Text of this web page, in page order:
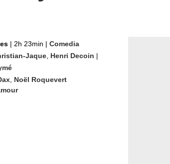
| 2h 23min | Comedia
Jaque Henri Decoin
Noël Roquevert